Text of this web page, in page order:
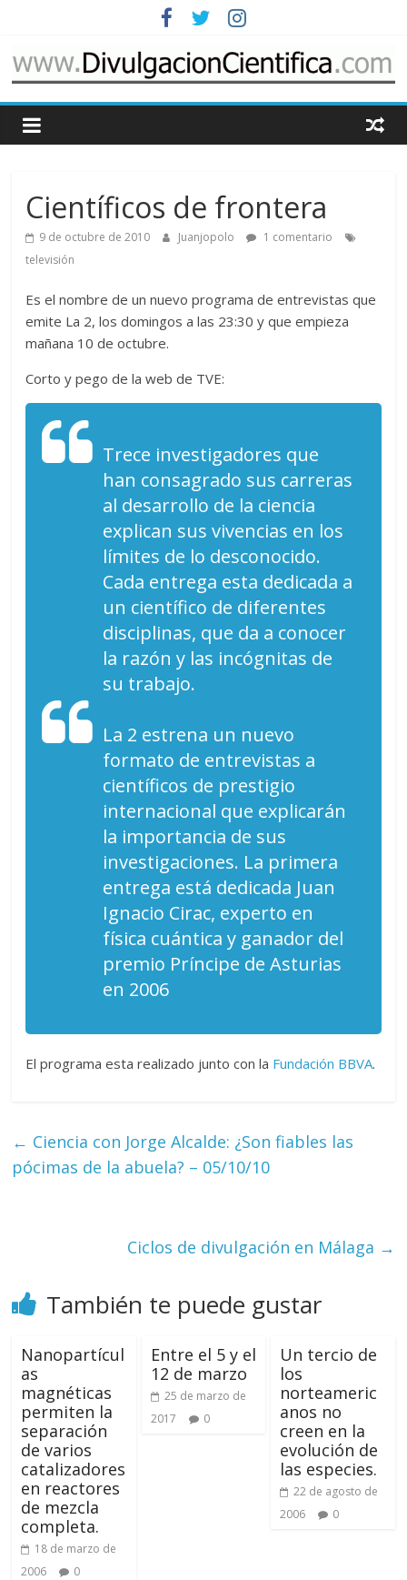
contenido
Cosas
divulgación
de
ciencia
Científicos de frontera
9 de octubre de 2010 Juanjopolo
1 comentario
televisión
Es el nombre de un nuevo programa de entrevistas que
emite La 2, los domingos a las 23:30 y que empieza
mañana 10 de octubre.
Corto y pego de la web de TVE:
Trece investigadores que
han consagrado sus carreras
al desarrollo de la ciencia
explican sus vivencias en los
límites de lo desconocido.
Cada entrega esta dedicada a
un científico de diferentes
disciplinas, que da a conocer
la razón y las incógnitas de
su trabajo.
La 2 estrena un nuevo
formato de entrevistas a
científicos de prestigio
internacional que explicarán
la importancia de sus
investigaciones. La primera
entrega está dedicada Juan
Ignacio Cirac, experto en
física cuántica y ganador del
premio Príncipe de Asturias
en 2006
El programa esta realizado junto con la Fundación BBVA.
← Ciencia con Jorge Alcalde: ¿Son fiables las
pócimas de la abuela? – 05/10/10
Ciclos de divulgación en Málaga →
También te puede gustar
Nanopartícul
as
magnéticas
permiten la
separación
de varios
catalizadores
en reactores
de mezcla
completa.
18 de marzo de
2006
0
Entre el 5 y el
12 de marzo
25 de marzo de
2017
0
Un tercio de
los
norteameric
anos no
creen en la
evolución de
las especies.
22 de agosto de
2006
0